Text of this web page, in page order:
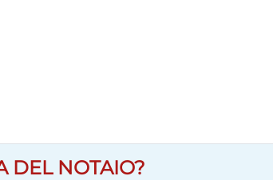
DEL NOTAIO?